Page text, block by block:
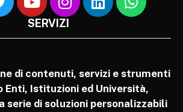
SERVIZI
di contenuti, servizi e strumenti
Enti, Istituzioni ed Università,
serie di soluzioni personalizzabili